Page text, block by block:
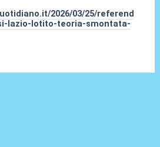
2026/03/25/referend
lazio-lotito-teoria-smontata-